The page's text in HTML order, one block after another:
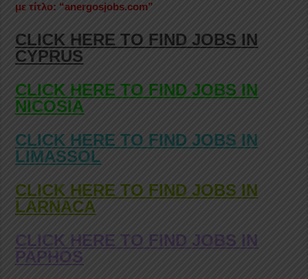
με τίτλο: “anergosjobs.com”
CLICK HERE TO FIND JOBS IN
CYPRUS
CLICK HERE TO FIND JOBS IN
NICOSIA
CLICK HERE TO FIND JOBS IN
LIMASSOL
CLICK HERE TO FIND JOBS IN
LARNACA
CLICK HERE TO FIND JOBS IN
PAPHOS